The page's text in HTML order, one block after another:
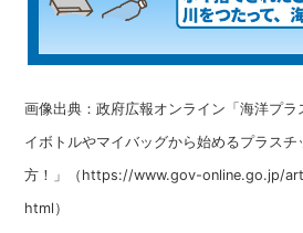
画像出典：政府広報オンライン「海洋プ
イボトルやマイバッグから始めるプラス
方！」（https://www.gov-online.go.jp/
html）